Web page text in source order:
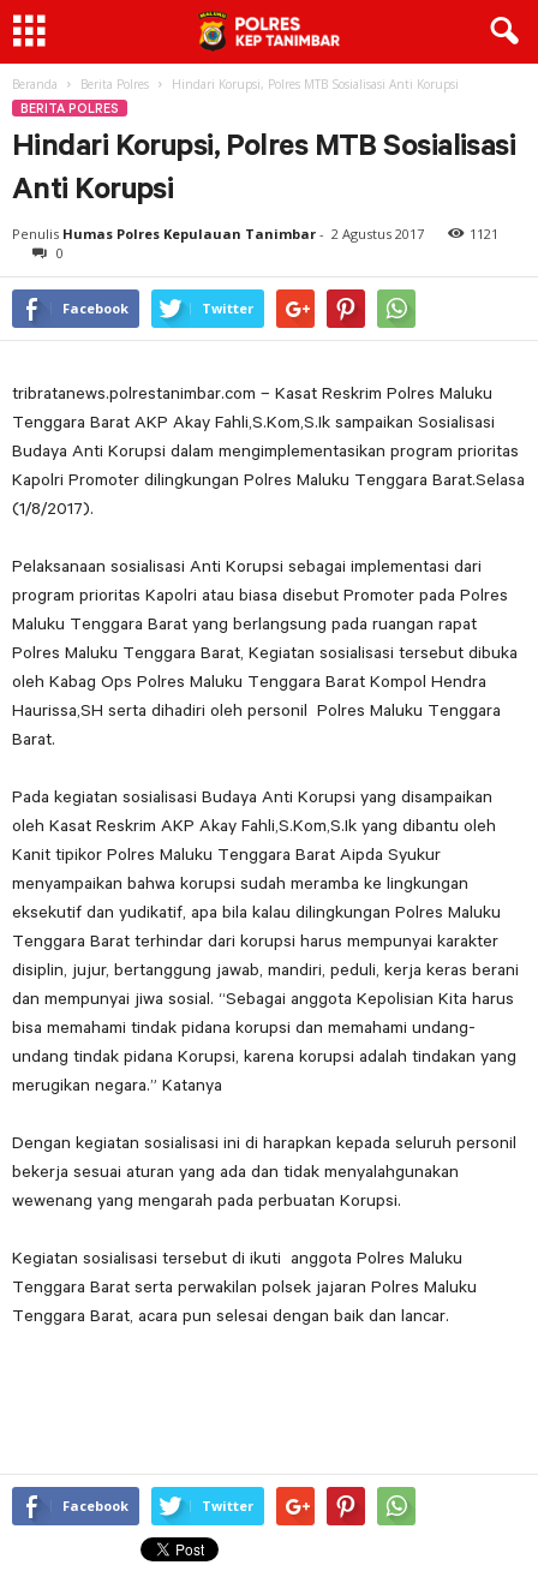
Beranda Berita Polres Hindari Korupsi, Polres MTB Sosialisasi Anti Korupsi
BERITA POLRES
Hindari Korupsi, Polres MTB Sosialisasi
Anti Korupsi
Penulis Humas Polres Kepulauan Tanimbar - 2 Agustus 2017
1121
0
Facebook Twitter
tribratanews.polrestanimbar.com – Kasat Reskrim Polres Maluku
Tenggara Barat AKP Akay Fahli,S.Kom,S.Ik sampaikan Sosialisasi
Budaya Anti Korupsi dalam mengimplementasikan program prioritas
Kapolri Promoter dilingkungan Polres Maluku Tenggara Barat.Selasa
(1/8/2017).
Pelaksanaan sosialisasi Anti Korupsi sebagai implementasi dari
program prioritas Kapolri atau biasa disebut Promoter pada Polres
Maluku Tenggara Barat yang berlangsung pada ruangan rapat
Polres Maluku Tenggara Barat, Kegiatan sosialisasi tersebut dibuka
oleh Kabag Ops Polres Maluku Tenggara Barat Kompol Hendra
Haurissa,SH serta dihadiri oleh personil Polres Maluku Tenggara
Barat.
Pada kegiatan sosialisasi Budaya Anti Korupsi yang disampaikan
oleh Kasat Reskrim AKP Akay Fahli,S.Kom,S.Ik yang dibantu oleh
Kanit tipikor Polres Maluku Tenggara Barat Aipda Syukur
menyampaikan bahwa korupsi sudah meramba ke lingkungan
eksekutif dan yudikatif, apa bila kalau dilingkungan Polres Maluku
Tenggara Barat terhindar dari korupsi harus mempunyai karakter
disiplin, jujur, bertanggung jawab, mandiri, peduli, kerja keras berani
dan mempunyai jiwa sosial. “Sebagai anggota Kepolisian Kita harus
bisa memahami tindak pidana korupsi dan memahami undang-
undang tindak pidana Korupsi, karena korupsi adalah tindakan yang
merugikan negara.” Katanya
Dengan kegiatan sosialisasi ini di harapkan kepada seluruh personil
bekerja sesuai aturan yang ada dan tidak menyalahgunakan
wewenang yang mengarah pada perbuatan Korupsi.
Kegiatan sosialisasi tersebut di ikuti anggota Polres Maluku
Tenggara Barat serta perwakilan polsek jajaran Polres Maluku
Tenggara Barat, acara pun selesai dengan baik dan lancar.
Facebook Twitter